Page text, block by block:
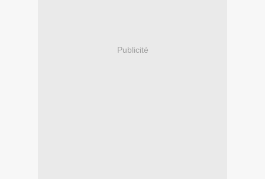
Publicité